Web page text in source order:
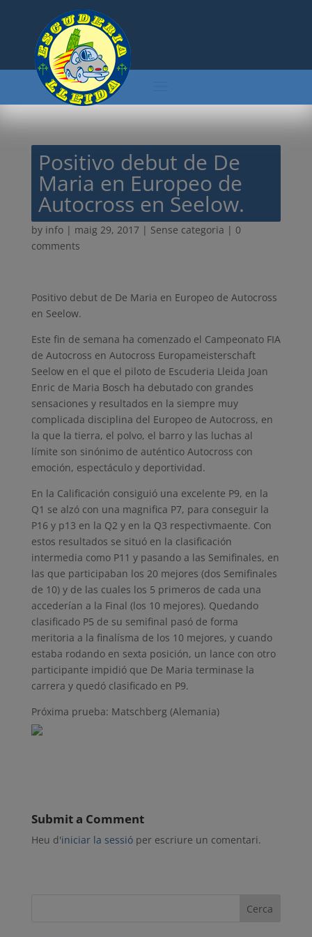
Positivo debut de De
Maria en Europeo de
Autocross en Seelow.
by info| maig 29, 2017 | Sense categoria | 0
comments
Positivo debut de De Maria en Europeo de Autocross
en Seelow.
Este fin de semana ha comenzado el Campeonato FIA
de Autocross en Autocross Europameisterschaft
Seelow en el que el piloto de Escuderia Lleida Joan
Enric de Maria Bosch ha debutado con grandes
sensaciones y resultados en la siempre muy
complicada disciplina del Europeo de Autocross, en
la que la tierra, el polvo, el barro y las luchas al
límite son sinónimo de auténtico Autocross con
emoción, espectáculo y deportividad.
En la Calificación consiguió una excelente P9, en la
Q1 se alzó con una magnifica P7, para conseguir la
P16 y p13 en la Q2 y en la Q3 respectivmaente. Con
estos resultados se situó en la clasificación
intermedia como P11 y pasando a las Semifinales, en
las que participaban los 20 mejores (dos Semifinales
de 10) y de las cuales los 5 primeros de cada una
accederían a la Final (los 10 mejores). Quedando
clasificado P5 de su semifinal pasó de forma
meritoria a la finalísma de los 10 mejores, y cuando
estaba rodando en sexta posición, un lance con otro
participante impidió que De Maria terminase la
carrera y quedó clasificado en P9.
Próxima prueba: Matschberg (Alemania)
Submit a Comment
Heu d'iniciar la sessióper escriure un comentari.